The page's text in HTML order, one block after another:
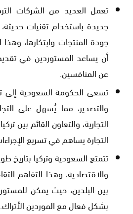
تعمل العديد من الشركات
جديدة باستخدام تقنيات
جودة المنتجات وابتكارها، وهذا
أن يساعد المستوردين في
عن المنافسين.
تسعى الحكومة السعودية إلى
والتصدير، مما يُسهل على
التجارية، والتعاون القائم بين
التجارة يساهم في تسريع
تتمتع السعودية وتركيا بتاريخ
والاقتصادية، وهذا التفاهم
بين البلدين، حيث يمكن
بشكل فعال مع الموردين الأتراك.